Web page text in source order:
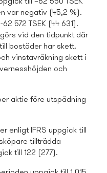
var negativ (45,2 %).
572 TSEK (44 631).
vid den tidpunkt där
bostäder har skett.
vinstavräkning skett i
och
aktie före utspädning
enligt IFRS uppgick till
tillträdda
till 122 (277).